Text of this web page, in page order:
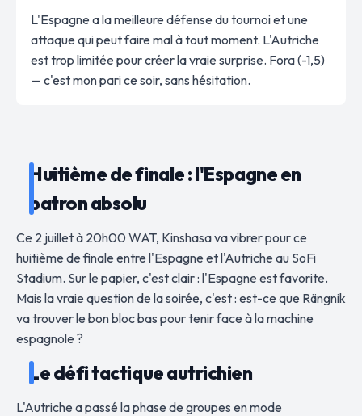
L'Espagne a la meilleure défense du tournoi et une
attaque qui peut faire mal à tout moment. L'Autriche
est trop limitée pour créer la vraie surprise. Fora (-1,5)
— c'est mon pari ce soir, sans hésitation.
Huitième de finale : l'Espagne en
patron absolu
Ce 2 juillet à 20h00 WAT, Kinshasa va vibrer pour ce
huitième de finale entre l'Espagne et l'Autriche au SoFi
Stadium. Sur le papier, c'est clair : l'Espagne est favorite.
Mais la vraie question de la soirée, c'est : est-ce que Rängnik
va trouver le bon bloc bas pour tenir face à la machine
espagnole ?
Le défi tactique autrichien
L'Autriche a passé la phase de groupes en mode